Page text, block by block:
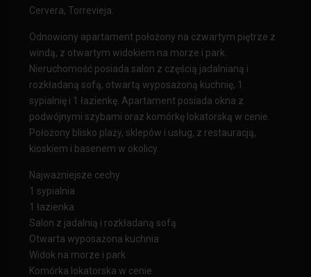
Cervera, Torrevieja.
Odnowiony apartament położony na czwartym piętrze z
windą, z otwartym widokiem na morze i park.
Nieruchomość posiada salon z częścią jadalnianą i
rozkładaną sofą, otwartą wyposażoną kuchnię, 1
sypialnię i 1 łazienkę. Apartament posiada okna z
podwójnymi szybami oraz komórkę lokatorską w cenie.
Położony blisko plaży, sklepów i usług, z restauracją,
kioskiem i basenem w okolicy.
Najważniejsze cechy
1 sypialnia
1 łazienka
Salon z jadalnią i rozkładaną sofą
Otwarta wyposażona kuchnia
Widok na morze i park
Komórka lokatorska w cenie